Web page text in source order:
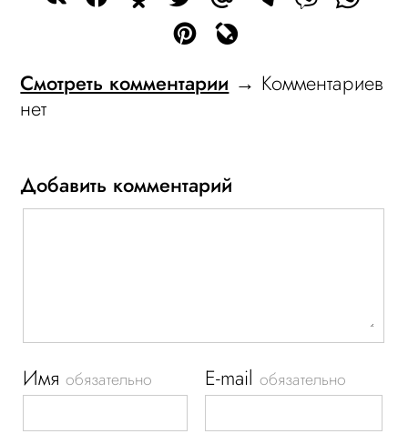
Смотреть комментарии → Комментариев
нет
Добавить комментарий
Имяобязательно E-mailобязательно